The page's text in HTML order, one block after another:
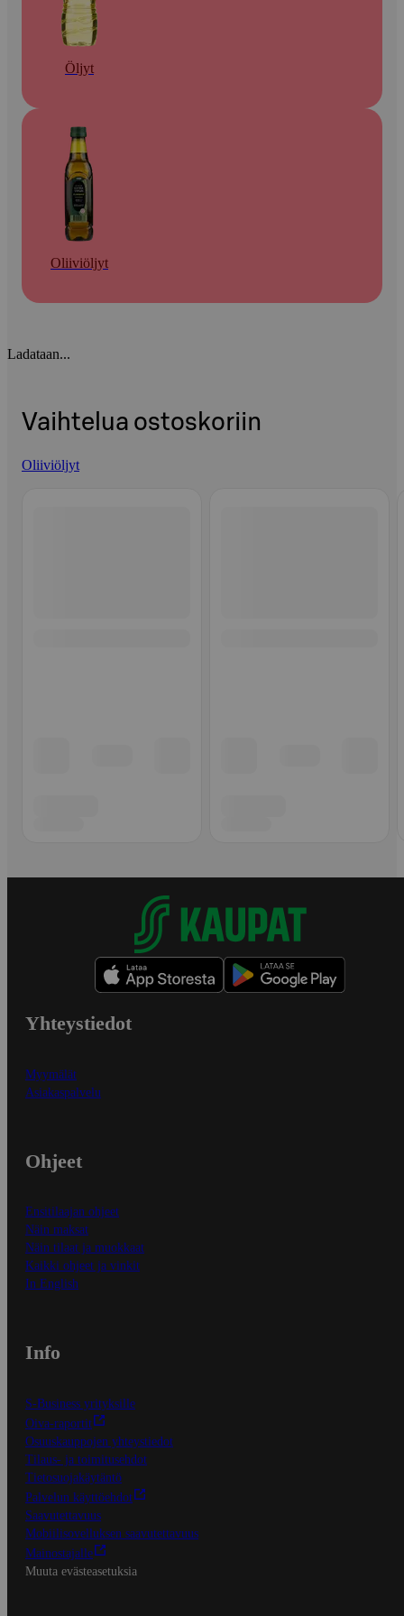
Öljyt
Oliiviöljyt
Ladataan...
Vaihtelua ostoskoriin
Oliiviöljyt
Yhteystiedot
Myymälät
Asiakaspalvelu
Ohjeet
Ensitilaajan ohjeet
Näin maksat
Näin tilaat ja muokkaat
Kaikki ohjeet ja vinkit
In English
Info
S-Business yrityksille
Oiva-raportit
Osuuskauppojen yhteystiedot
Tilaus- ja toimitusehdot
Tietosuojakäytäntö
Palvelun käyttöehdot
Saavutettavuus
Mobiilisovelluksen saavutettavuus
Mainostajalle
Muuta evästeasetuksia